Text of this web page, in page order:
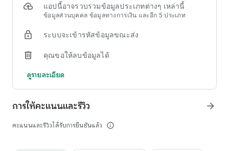
- บดขยี้คู่ต่อสู้ในโหมด PvP
- ปกป้องหอคอย! การตั้งรับคือก้าวแรกของทุกกุนซือ!
- นี่ไม่ใช่ RPG ทั่ว ๆ ไป! ดำดิ่งลงสู่โลกแฟนตาซีปริศนาและสัมผัส
- น่ารักแต่ก็ทรงพลัง ดุร้ายแต่ก็มีเสน่ห์! บริวารจะทำให้การเดินทาง
ของคุณเต็มไปด้วยความงดงาม!
* แฟนเพจของ Heir of Light:
* ฟอรัมทางการของ Heir of Light:
แอปนี้อาจรวบรวมข้อมูลประเภทต่างๆ เหล่านี้
ข้อมูลส่วนบุคคล ข้อมูลทางการเงิน และอีก 5 ประเภท
ระบบจะเข้ารหัสข้อมูลขณะส่ง
คุณขอให้ลบข้อมูลได้
ดูรายละเอียด
การให้คะแนนและรีวิว
คะแนนและรีวิวได้รับการยืนยันแล้ว info_outline
arrow_forward